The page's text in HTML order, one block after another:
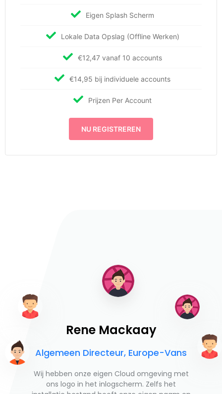
Eigen Splash Scherm
Lokale Data Opslag (Offline Werken)
€12,47 vanaf 10 accounts
€14,95 bij individuele accounts
Prijzen Per Account
NU REGISTREREN
Rene Mackaay
Algemeen Directeur, Europe-Vans
Wij hebben onze eigen Cloud omgeving met
ons logo in het inlogscherm. Zelfs het